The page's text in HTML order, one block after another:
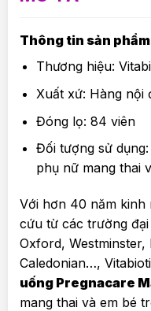
Thông tin sản phẩm
Thương hiệu:
Xuất xứ: Hàng nội
Đóng lọ: 84 viên
Đối tượng sử
phụ nữ mang thai
Với hơn 40 năm kinh
cứu từ các trường
Oxford,
Caledonian…,
uống Pregnacare
mang thai và em bé